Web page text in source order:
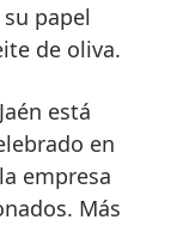
papel
de oliva.
está
en
empresa
Más